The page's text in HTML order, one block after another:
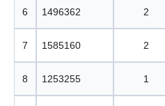
6 1496362 2
7 1585160 2
8 1253255 1